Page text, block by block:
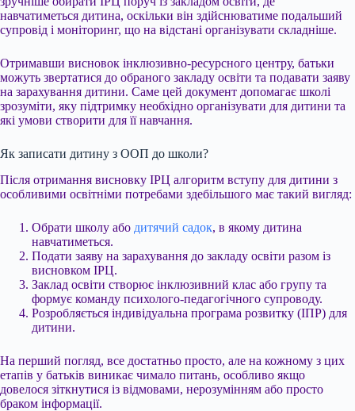
навчатиметься дитина, оскільки він здійснюватиме подальший
супровід і моніторинг, що на відстані організувати складніше.
Отримавши висновок інклюзивно-ресурсного центру, батьки
можуть звертатися до обраного закладу освіти та подавати заяву
на зарахування дитини. Саме цей документ допомагає школі
зрозуміти, яку підтримку необхідно організувати для дитини та
які умови створити для її навчання.
Як записати дитину з ООП до школи?
Після отримання висновку ІРЦ алгоритм вступу для дитини з
особливими освітніми потребами здебільшого має такий вигляд:
Обрати школу або дитячий садок, в якому дитина
навчатиметься.
Подати заяву на зарахування до закладу освіти разом із
висновком ІРЦ.
Заклад освіти створює інклюзивний клас або групу та
формує команду психолого-педагогічного супроводу.
Розробляється індивідуальна програма розвитку (ІПР) для
дитини.
На перший погляд, все достатньо просто, але на кожному з цих
етапів у батьків виникає чимало питань, особливо якщо
довелося зіткнутися із відмовами, нерозумінням або просто
браком інформації.